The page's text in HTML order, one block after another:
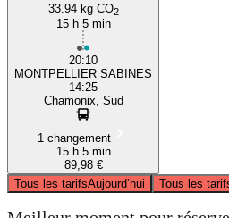
33.94 kg CO2
15 h 5 min
20:10
MONTPELLIER SABINES
14:25
Chamonix, Sud
1 changement
15 h 5 min
89,98 €
Tous les tarifsAujourd’hui Tous les